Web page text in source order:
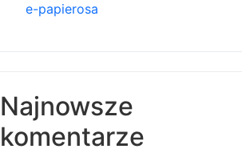
e-papierosa
Najnowsze
komentarze